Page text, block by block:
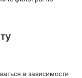
в зависимости